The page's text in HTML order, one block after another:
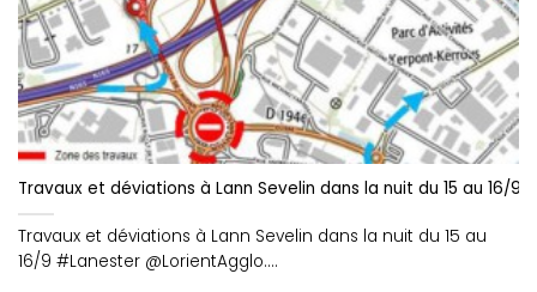
Travaux et déviations à Lann Sevelin dans la nuit du 15 au 16/9
Travaux et déviations à Lann Sevelin dans la nuit du 15 au
16/9 #Lanester @LorientAgglo....